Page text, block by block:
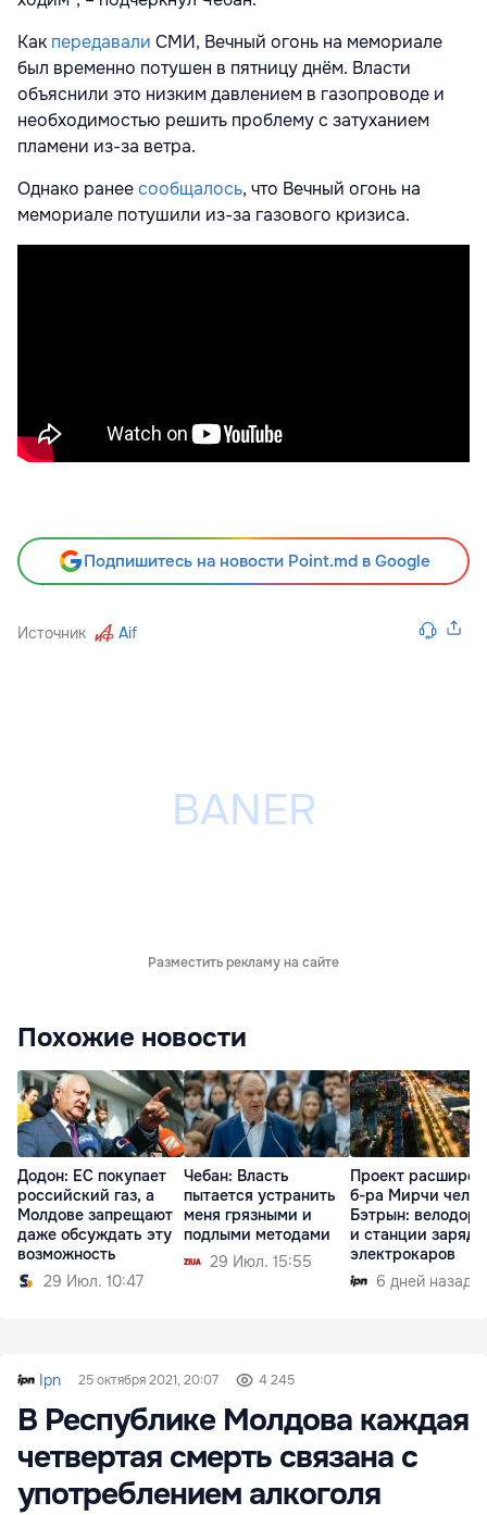
Как передавали СМИ, Вечный огонь на мемориале
был временно потушен в пятницу днём. Власти
объяснили это низким давлением в газопроводе и
необходимостью решить проблему с затуханием
пламени из-за ветра.
Однако ранеесообщалось, что Вечный огонь на
мемориале потушили из-за газового кризиса.
Подпишитесь на новости Point.md в Google
Источник Aif
Разместить рекламу на сайте
Похожие новости
Додон: ЕС покупает
российский газ, а
Молдове запрещают
даже обсуждать эту
возможность
29 Июл. 10:47
Чебан: Власть
пытается устранить
меня грязными и
подлыми методами
29 Июл. 15:55
Проект
б-ра Мирчи чел
Бэтрын:
и станции
электрокаров
6 дней назад
Ipn 25 октября 2021, 20:07 4 245
В Республике Молдова каждая
четвертая смерть связана с
употреблением алкоголя